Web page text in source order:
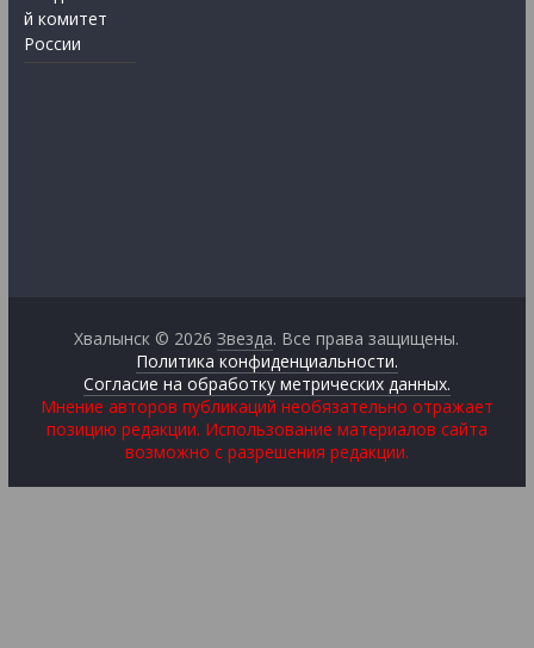
й комитет
России
Хвалынск © 2026Звезда. Все права защищены.
Политика конфиденциальности.
Согласие на обработку метрических данных.
Мнение авторов публикаций необязательно отражает
позицию редакции. Использование материалов сайта
возможно с разрешения редакции.